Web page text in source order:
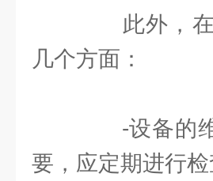
此外，在
几个方面：
-设备的维
要，应定期进行检